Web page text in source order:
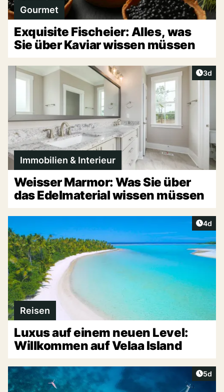
Gourmet
Exquisite Fischeier: Alles, was
Sie über Kaviar wissen müssen
3d
Immobilien & Interieur
Weisser Marmor: Was Sie über
das Edelmaterial wissen müssen
4d
Reisen
Luxus auf einem neuen Level:
Willkommen auf Velaa Island
5d